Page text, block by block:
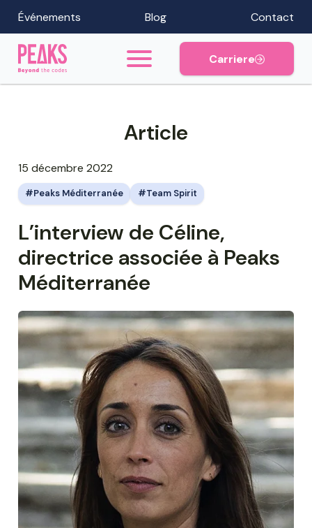
Événements Blog Contact
Carriere
Article
15 décembre 2022
Peaks Méditerranée Team Spirit
L’interview de Céline,
directrice associée à Peaks
Méditerranée